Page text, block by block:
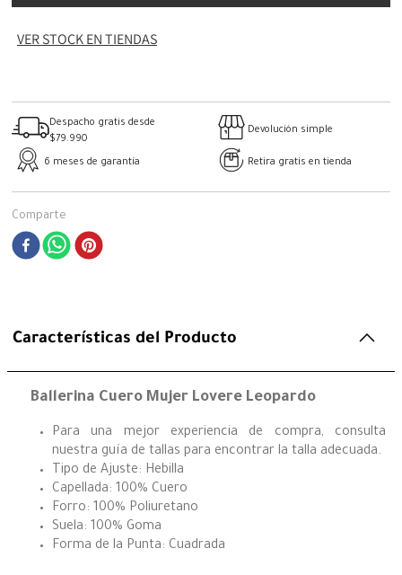
VER STOCK EN TIENDAS
Despacho gratis desde
$79.990
Devolución simple
6 meses de garantía Retira gratis en tienda
Comparte
Características del Producto
Ballerina Cuero Mujer Lovere Leopardo
Para una mejor experiencia de compra, consulta
nuestra guía de tallas para encontrar la talla adecuada.
Tipo de Ajuste: Hebilla
Capellada: 100% Cuero
Forro: 100% Poliuretano
Suela: 100% Goma
Forma de la Punta: Cuadrada